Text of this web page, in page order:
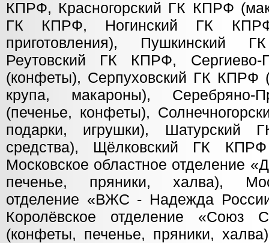
КПРФ, Красногорский ГК КПРФ
ГК КПРФ, Ногинский ГК
приготовления), Пушкинский
Реутовский ГК КПРФ,
(конфеты), Серпуховский ГК КПРФ
крупа, макароны),
(печенье, конфеты),
подарки, игрушки),
средства), Щёлковский ГК
Московское областное отделение
печенье, пряники, халва),
отделение «ВЖС - Надежда
Королёвское отделение «Союз
(конфеты, печенье, пряники,